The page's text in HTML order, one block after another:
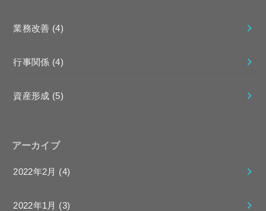
業務改善 (4)
行事関係 (4)
資産形成 (5)
アーカイブ
2022年2月 (4)
2022年1月 (3)